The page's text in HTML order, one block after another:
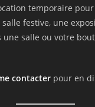
temporaire
festive, une
salle ou votre
contacter pour en